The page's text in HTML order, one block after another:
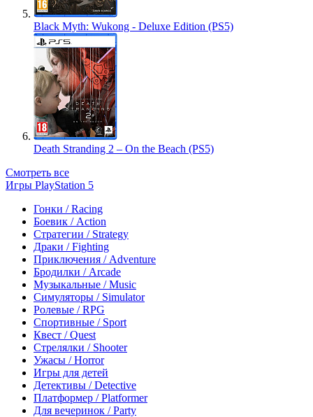
Black Myth: Wukong - Deluxe Edition (PS5)
Death Stranding 2 – On the Beach (PS5)
Смотреть все
Игры PlayStation 5
Гонки / Racing
Боевик / Action
Стратегии / Strategy
Драки / Fighting
Приключения / Adventure
Бродилки / Arcade
Музыкальные / Music
Симуляторы / Simulator
Ролевые / RPG
Спортивные / Sport
Квест / Quest
Стрелялки / Shooter
Ужасы / Horror
Игры для детей
Детективы / Detective
Платформер / Platformer
Для вечеринок / Party